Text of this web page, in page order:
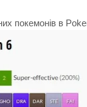
покемонів в